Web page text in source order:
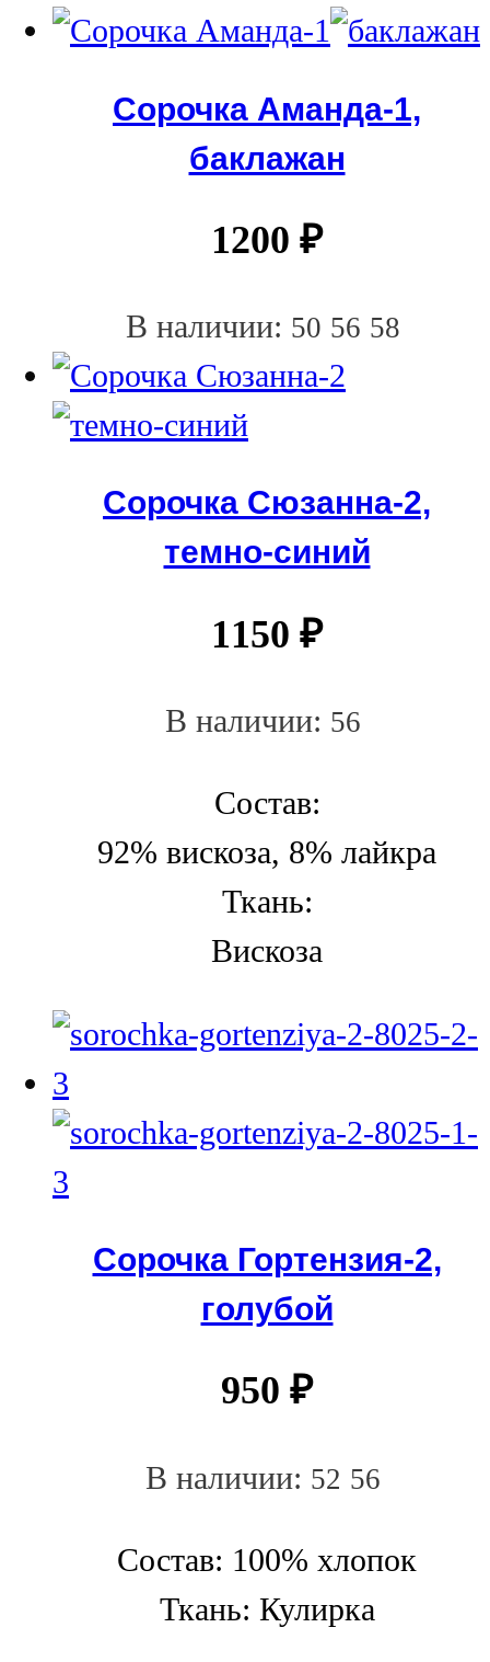
Сорочка Аманда-1,
баклажан
1200 ₽
В наличии: 50 56 58
Сорочка Сюзанна-2,
темно-синий
1150 ₽
В наличии: 56
Состав:
92% вискоза, 8% лайкра
Ткань:
Вискоза
Сорочка Гортензия-2,
голубой
950 ₽
В наличии: 52 56
Состав: 100% хлопок
Ткань: Кулирка